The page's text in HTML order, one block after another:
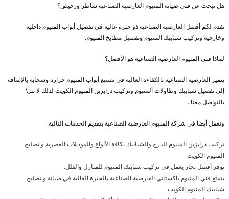
هل تبحث عن فني صيانة المنيوم العارضية الصناعية شاطر ورخيص؟
نقدم لكم أفضل العارضية الصناعية ذو خبرة عالية في تفصيل أبواب المنيوم داخلية
وخارجية وتركيب شبابيك المنيوم وتفصيل مطابخ المنيوم.
لماذا فني المنيوم العارضية الصناعية هو الأفضل؟
يتميز العارضية الصناعية بالكفاءة العالية في تصنيع أبواب المنيوم جرارة وسحابة بالإضافة
إلى تفصيل شبابيك وطاولات ألمنيوم وتركيب درابزين المنيوم الكويت لذلك لا تتر\
بالتواصل معنا .
ونعمل أيضا في شركة المنيوم العارضية الصناعية بتقديم الخدمات التالية:
تركيب درابزين المنيوم للدرج والشبابيك بكافة الأنواع والموديلات العصرية و تصليح
المنيوم الكويت
نوفر أفضل نجار يعمل في تركيب شبابيك المنيوم للمنازل والفلل.
يتمتع فني المنيوم باكستاني العارضية الصناعية بالخبرة العالية في صيانة و تصليح
شبابيك المنيوم الكويت